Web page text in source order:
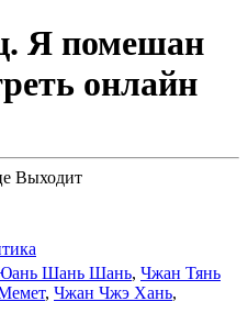
Я помешан
онлайн
Выходит
Шань Шань, Чжан Тянь
, Чжан Чжэ Хань,